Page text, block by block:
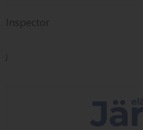
Inspector
J